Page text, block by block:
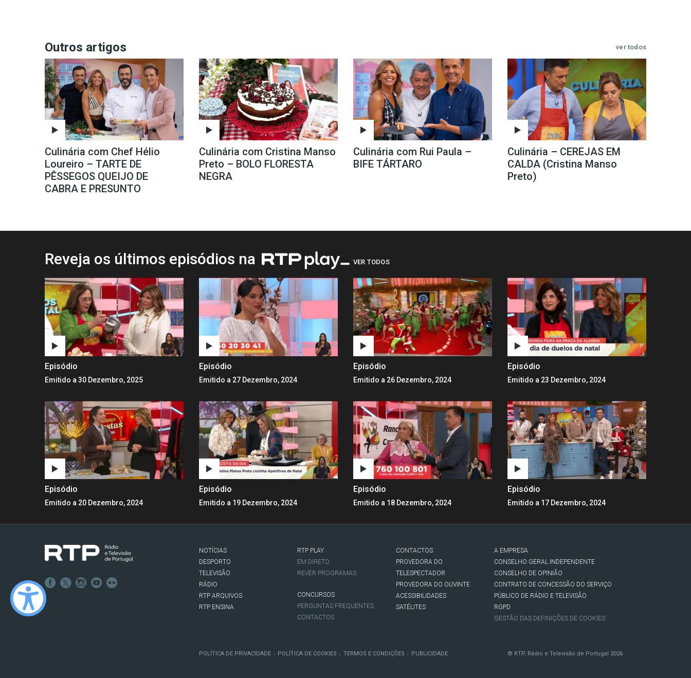
Outros artigos ver todos
Culinária com Chef Hélio
Loureiro – TARTE DE
PÊSSEGOS QUEIJO DE
CABRA E PRESUNTO
Culinária com Cristina Manso
Preto – BOLO FLORESTA
NEGRA
Culinária com Rui Paula –
BIFE TÁRTARO
Culinária – CEREJAS EM
CALDA (Cristina Manso
Preto)
Reveja os últimos episódios na VER TODOS
Episódio
Emitido a 30 Dezembro, 2025
Episódio
Emitido a 27 Dezembro, 2024
Episódio
Emitido a 26 Dezembro, 2024
Episódio
Emitido a 23 Dezembro, 2024
Episódio
Emitido a 20 Dezembro, 2024
Episódio
Emitido a 19 Dezembro, 2024
Episódio
Emitido a 18 Dezembro, 2024
Episódio
Emitido a 17 Dezembro, 2024
NOTÍCIAS
DESPORTO
TELEVISÃO
RÁDIO
RTP ARQUIVOS
RTP ENSINA
RTP PLAY
EM DIRETO
REVER PROGRAMAS
CONCURSOS
PERGUNTAS FREQUENTES
CONTACTOS
CONTACTOS
PROVEDORA DO
TELESPECTADOR
PROVEDORA DO OUVINTE
ACESSIBILIDADES
SATÉLITES
A EMPRESA
CONSELHO GERAL INDEPENDENTE
CONSELHO DE OPINIÃO
CONTRATO DE CONCESSÃO DO SERVIÇO
PÚBLICO DE RÁDIO E TELEVISÃO
RGPD
GESTÃO DAS DEFINIÇÕES DE COOKIES
POLÍTICA DE PRIVACIDADE | POLÍTICA DE COOKIES | TERMOS E CONDIÇÕES | PUBLICIDADE © RTP, Rádio e Televisão de Portugal 2026